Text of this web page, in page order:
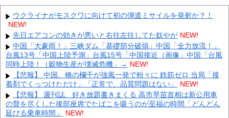
【動画】偽装ヤクザ、まさかの警察にビビって無言で逃走
wwwwww 他 NEW!
お気に入りの御朱印や神社の御守りを見せてください😊 他
【にじ甲2026総括】3年間の育成が全完結！甲子園3連覇の不破
湊、号泣必至の星川サラ、大逆転超名門の宇佐美リト…激闘の
ド... NEW!
【朗報】メディア「PS6はPS5の2倍超の性能に」 他
【悲報】税務署が脱税ｗｗｗｗｗｗｗｗｗ 他 NEW!
元いいとも青年隊、中居正広の”素顔”を暴露 NEW!
中国、三峡ダムが全開放流。長江流域で深刻な洪水被害 NEW!
Powered by livedoor 相互RSS
ウクライナがモスクワに向けて初の弾道ミサイルを発射か？！
NEW!
先日エアコンの効きが悪いと右往左往してた奴やが NEW!
中国「大豪雨！」三峡ダム「基礎部分破損」中国「全力放流！」
台風13号「中国上陸予測」台風15号「中国接近（画像」中国「台風
同時上陸！（穀物生産が壊滅危機」→ NEW!
【悲報】 中国、橋の欄干が強風一発で粉々に 鉄筋ゼロ 当局「接
着剤でくっつけただけ」「正常で、品質問題はない」
NEW!
【悲報】 週刊誌、好き放題書きまくる 高市早苗首相は新公用車
の贅を尽くした後部座席でたばこを吸うのが至福の時間「どんどん
延びる乗車時間」
NEW!